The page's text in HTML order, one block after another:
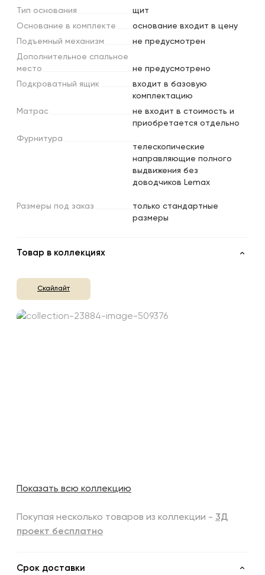
Тип основания
щит
Основание в комплекте
основание входит в цену
Подъемный механизм
не предусмотрен
Дополнительное спальное
место
не предусмотрено
Подкроватный ящик
входит в базовую
комплектацию
Матрас
не входит в стоимость и
приобретается отдельно
Фурнитура
телескопические
направляющие полного
выдвижения без
доводчиков Lemax
Размеры под заказ
только стандартные
размеры
Товар в коллекциях
Скайлайт
Показать всю коллекцию
Покупая несколько товаров из коллекции - 3Д
проект бесплатно
Срок доставки